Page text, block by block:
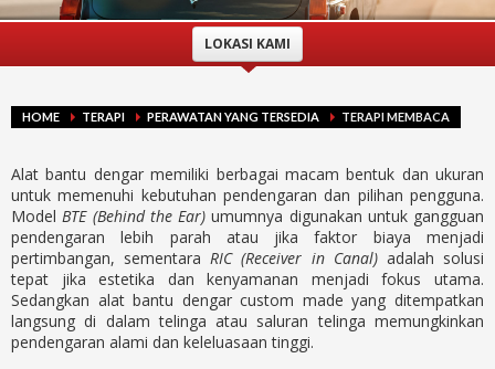
LOKASI KAMI
HOME TERAPI PERAWATAN YANG TERSEDIA TERAPI MEMBACA
Alat bantu dengar memiliki berbagai macam bentuk dan ukuran
untuk memenuhi kebutuhan pendengaran dan pilihan pengguna.
ModelBTE (Behind the Ear) umumnya digunakan untuk gangguan
pendengaran lebih parah atau jika faktor biaya menjadi
pertimbangan, sementaraRIC (Receiver in Canal)adalah solusi
tepat jika estetika dan kenyamanan menjadi fokus utama.
Sedangkan alat bantu dengar custom made yang ditempatkan
langsung di dalam telinga atau saluran telinga memungkinkan
pendengaran alami dan keleluasaan tinggi.